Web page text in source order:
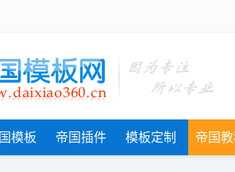
模板 帝国插件 模板定制 帝国